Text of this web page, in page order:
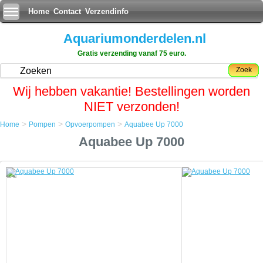
Home Contact Verzendinfo
Aquariumonderdelen.nl
Gratis verzending vanaf 75 euro.
Zoek
Wij hebben vakantie! Bestellingen worden
NIET verzonden!
Aquabee Up 7000
Aquabee Up 7000
Home > Pompen > Opvoerpompen > Aquabee Up 7000
Aquabee Up 7000